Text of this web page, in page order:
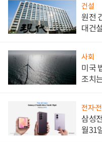
건설
원전
대건
사회
미국
조치
전자·
삼성
월31